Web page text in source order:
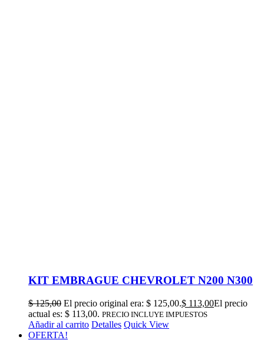
KIT EMBRAGUE CHEVROLET N200 N300
$125,00 El precio original era: $ 125,00.$ 113,00El precio
actual es: $ 113,00. PRECIO INCLUYE IMPUESTOS
Añadir al carrito Detalles Quick View
OFERTA!